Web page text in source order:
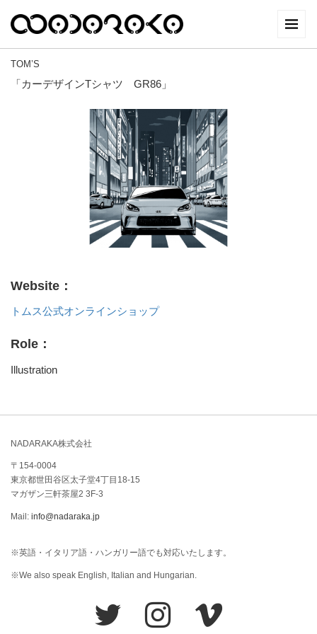
TOM’S
「カーデザインTシャツ GR86」
Website：
トムス公式オンラインショップ
Role：
Illustration
NADARAKA株式会社
〒154-0004
東京都世田谷区太子堂4丁目18-15
マガザン三軒茶屋2 3F-3
Mail: info@nadaraka.jp
※英語・イタリア語・ハンガリー語でも対応いたします。
※We also speak English, Italian and Hungarian.